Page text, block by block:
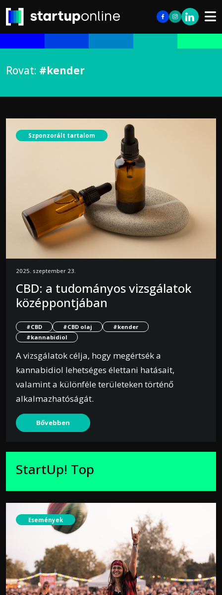
Rovat: #kender
Szponzorált tartalom
2025. szeptember 23.
CBD: a tudományos vizsgálatok
középpontjában
#CBD #CBD olaj
#kender
#kannabidiol
A vizsgálatok célja, hogy megértsék a
kannabidiol lehetséges élettani hatásait,
valamint a különféle területeken történő
alkalmazhatóságát.
Bővebben
StartUp! Top
Események